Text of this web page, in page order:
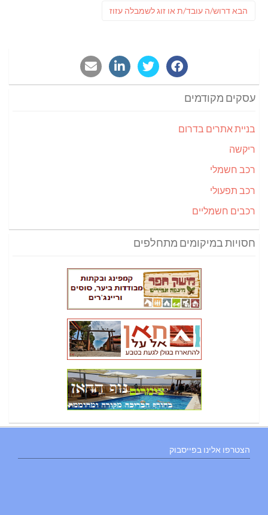
הבאפוסט
דרוש/ה עובד/ת או זוג לשמבלה עזוז
עסקים מקודמים
בניית אתרים בדרום
ריקשה
רכב חשמלי
רכב תפעולי
רכבים חשמליים
חסויות במיקומים מתחלפים
הצטרפו אלינו בפייסבוק